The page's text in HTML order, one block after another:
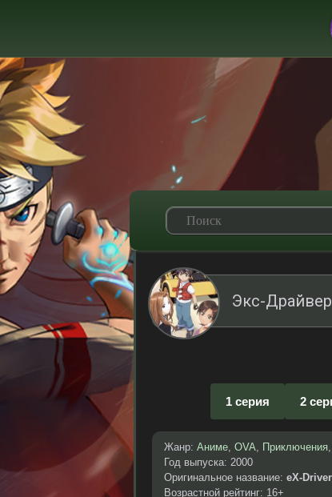
Экс-
1 серия 2
Жанр: Аниме, OVA, Приключения,
Год выпуска: 2000
Оригинальное название: eX-Driver
Возрастной рейтинг: 16+